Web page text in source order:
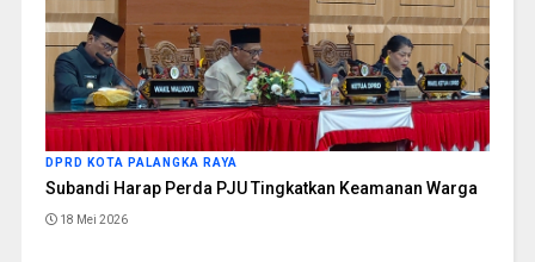
DPRD KOTA PALANGKA RAYA
Subandi Harap Perda PJU Tingkatkan Keamanan Warga
18 Mei 2026